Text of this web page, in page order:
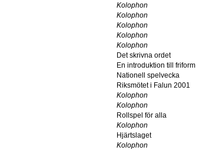
Kolophon
Kolophon
Kolophon
Kolophon
Kolophon
Det skrivna ordet
En introduktion till friform
Nationell spelvecka
Riksmötet i Falun 2001
Kolophon
Kolophon
Rollspel för alla
Kolophon
Hjärtslaget
Kolophon